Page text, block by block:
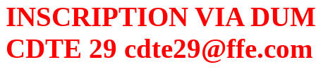
INSCRIPTION VIA
CDTE 29